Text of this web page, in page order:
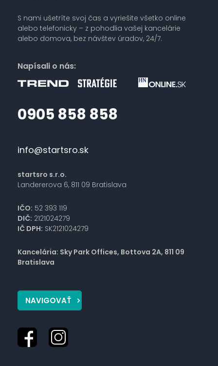
S nami ušetríte svoj čas a vyriešite všetko online
alebo telefonicky – z pohodlia vašej kancelárie
alebo domova, bez návštev úradov, 24/7.
Napísali o nás:
0905 858 858
info@startsro.sk
startsro s.r.o.
Landererova 6, 811 09 Bratislava
IČO: 52 393 119
DIČ: 2121024279
IČ DPH: SK2121024279
Kancelária: Sky Park Offices, Bottova 2A, 811 09
Bratislava
NAVIGOVAŤ